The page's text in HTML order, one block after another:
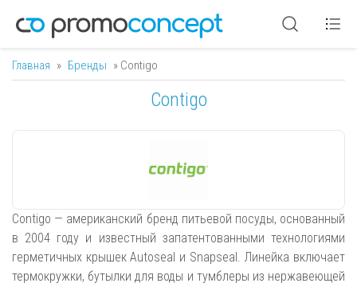
Вы здесь
Главная » Бренды » Contigo
Contigo
Contigo — американский бренд питьевой посуды, основанный
в 2004 году и известный запатентованными технологиями
герметичных крышек Autoseal и Snapseal. Линейка включает
термокружки, бутылки для воды и тумблеры из нержавеющей